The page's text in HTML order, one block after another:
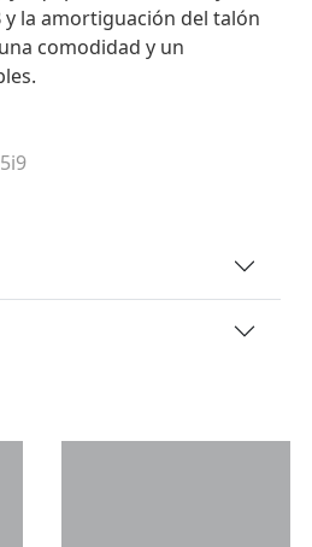
y la amortiguación del talón
comodidad y un